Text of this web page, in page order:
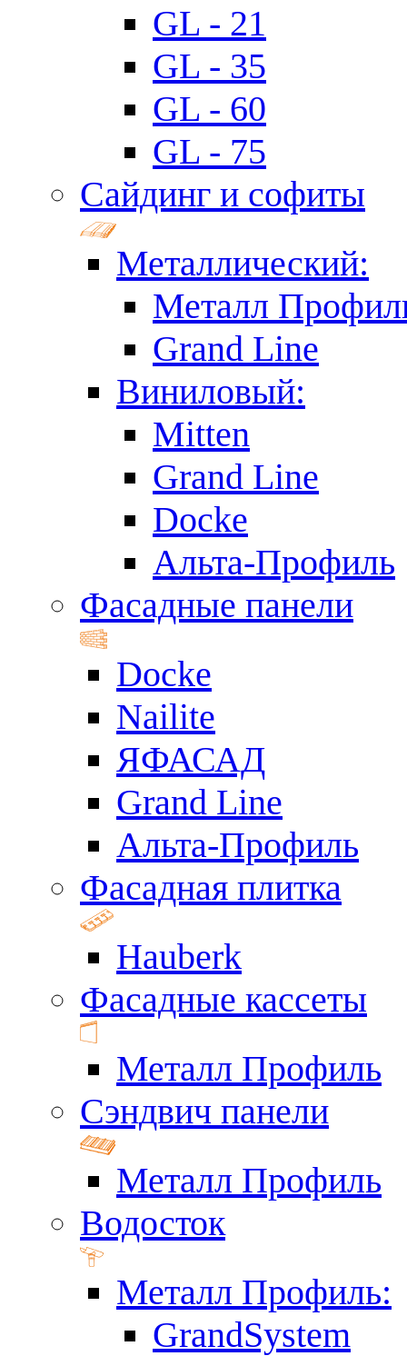
GL - 21
GL - 35
GL - 60
GL - 75
Сайдинг и софиты
Металлический:
Металл
Grand Line
Виниловый:
Mitten
Grand Line
Docke
Альта-Профиль
Фасадные панели
Docke
Nailite
ЯФАСАД
Grand Line
Альта-Профиль
Фасадная плитка
Hauberk
Фасадные кассеты
Металл Профиль
Сэндвич панели
Металл Профиль
Водосток
Металл Профиль:
GrandSystem